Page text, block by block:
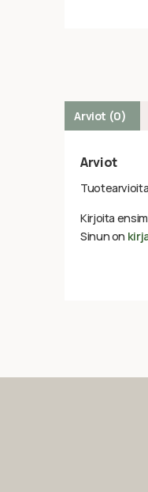
Arviot (0)
Arviot
Kirjoita
Sinun on